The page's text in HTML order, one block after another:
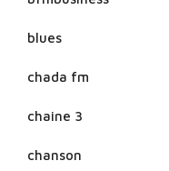
blues
chada fm
chaine 3
chanson